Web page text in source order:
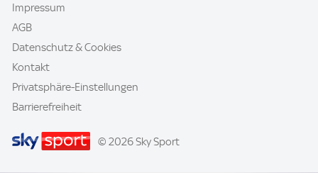
Impressum
AGB
Datenschutz & Cookies
Kontakt
Privatsphäre-Einstellungen
Barrierefreiheit
© 2026 Sky Sport